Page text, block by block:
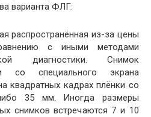
варианта ФЛГ:
распространённая из-за цены
с иными методами
диагностики. Снимок
со специального экрана
квадратных кадрах плёнки со
35 мм. Иногда размеры
снимков встречаются 7 и 10